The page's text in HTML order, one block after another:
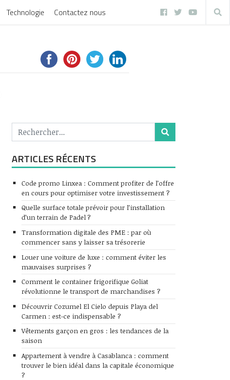
Technologie Contactez nous
ARTICLES RÉCENTS
Code promo Linxea : Comment profiter de l’offre
en cours pour optimiser votre investissement ?
Quelle surface totale prévoir pour l’installation
d’un terrain de Padel ?
Transformation digitale des PME : par où
commencer sans y laisser sa trésorerie
Louer une voiture de luxe : comment éviter les
mauvaises surprises ?
Comment le container frigorifique Goliat
révolutionne le transport de marchandises ?
Découvrir Cozumel El Cielo depuis Playa del
Carmen : est-ce indispensable ?
Vêtements garçon en gros : les tendances de la
saison
Appartement à vendre à Casablanca : comment
trouver le bien idéal dans la capitale économique
?